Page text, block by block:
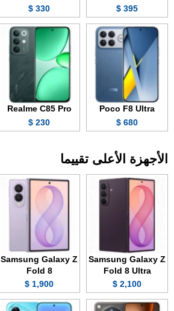
395 $
330 $
Poco F8 Ultra
680 $
Realme C85 Pro
230 $
الأجهزة الأعلى تقييما
Samsung Galaxy Z
Fold 8 Ultra
2,100 $
Samsung Galaxy Z
Fold 8
1,900 $